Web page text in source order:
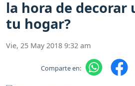
la hora de decorar
tu hogar?
Vie, 25 May 2018 9:32 am
Comparte en: